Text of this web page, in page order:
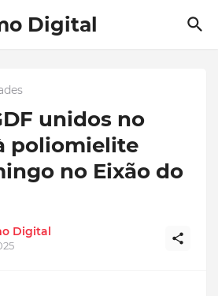
Digital
unidos no
poliomielite
no Eixão do
Digital